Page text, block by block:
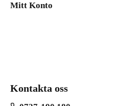
Mitt Konto
Kontakta oss